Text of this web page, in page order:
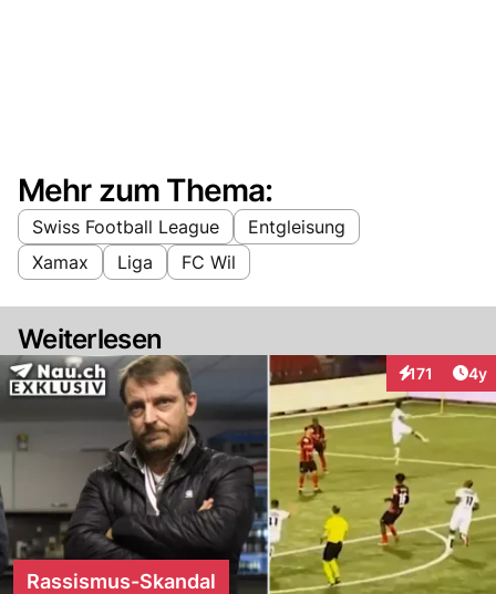
Mehr zum Thema:
Swiss Football League
Entgleisung
Xamax
Liga FC Wil
Weiterlesen
171
Interaktionen
4y
Rassismus-Skandal